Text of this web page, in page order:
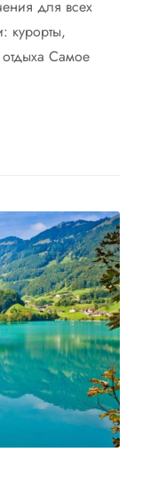
для всех
курорты,
Самое